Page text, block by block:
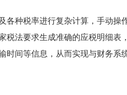
种税率进行复杂计算，手动操
税法要求生成准确的应税明细表
时间等信息，从而实现与财务系